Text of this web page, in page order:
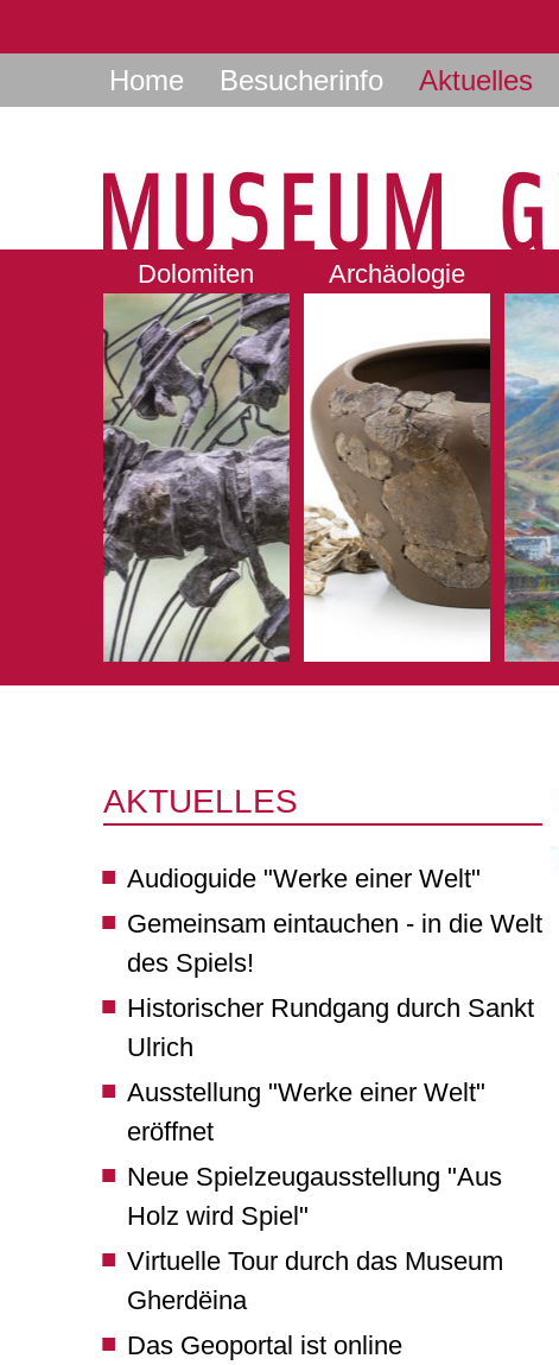
Home Besucherinfo Aktuelles
Dolomiten Archäologie
AKTUELLES
Audioguide "Werke einer Welt"
Gemeinsam eintauchen - in die Welt
des Spiels!
Historischer Rundgang durch Sankt
Ulrich
Ausstellung "Werke einer Welt"
eröffnet
Neue Spielzeugausstellung "Aus
Holz wird Spiel"
Virtuelle Tour durch das Museum
Gherdëina
Das Geoportal ist online